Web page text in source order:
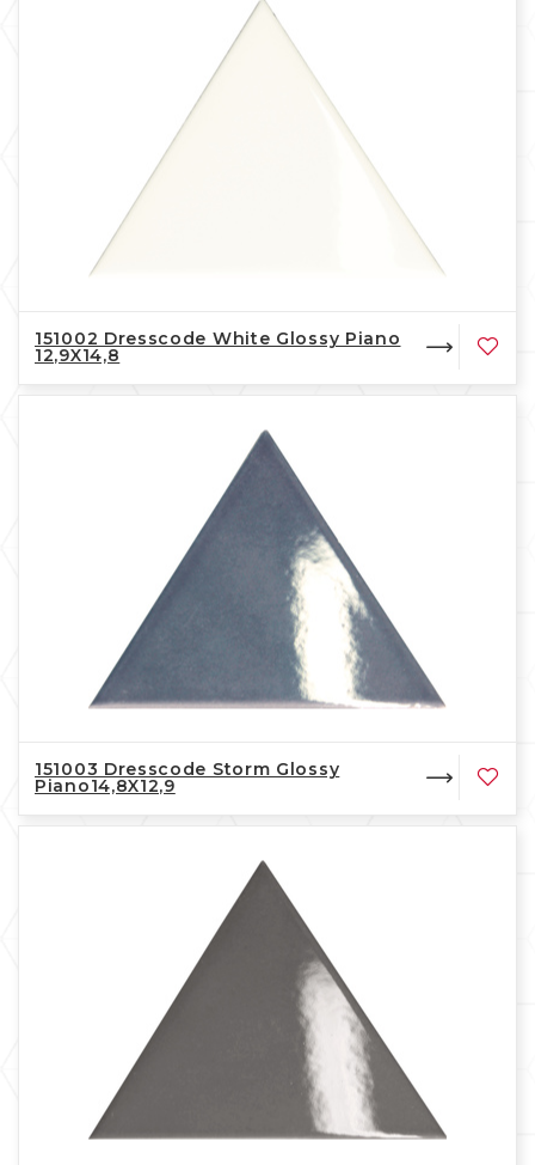
151002 Dresscode White Glossy Piano
12,9X14,8
151003 Dresscode Storm Glossy
Piano14,8X12,9